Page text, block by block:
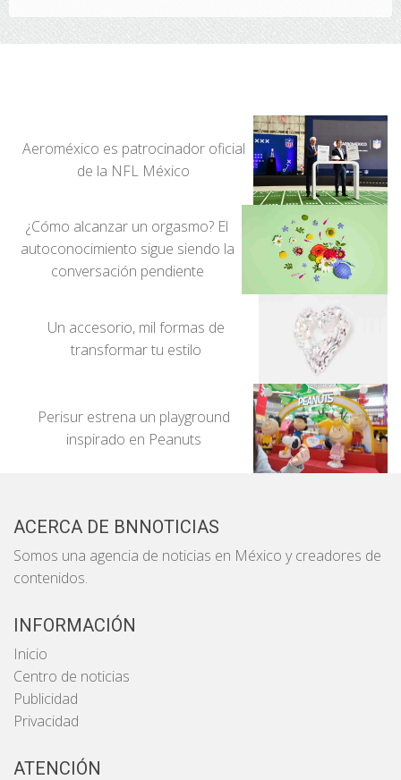
Aeroméxico es patrocinador oficial
de la NFL México
¿Cómo alcanzar un orgasmo? El
autoconocimiento sigue siendo la
conversación pendiente
Un accesorio, mil formas de
transformar tu estilo
Perisur estrena un playground
inspirado en Peanuts
ACERCA DE BNNOTICIAS
Somos una agencia de noticias en México y creadores de
contenidos.
INFORMACIÓN
Inicio
Centro de noticias
Publicidad
Privacidad
ATENCIÓN